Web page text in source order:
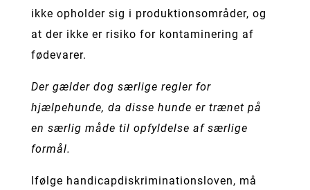
ikke opholder sig i produktionsområder, og
at der ikke er risiko for kontaminering af
fødevarer.
Der gælder dog særlige regler for
hjælpehunde, da disse hunde er trænet på
en særlig måde til opfyldelse af særlige
formål.
Ifølge handicapdiskriminationsloven, må